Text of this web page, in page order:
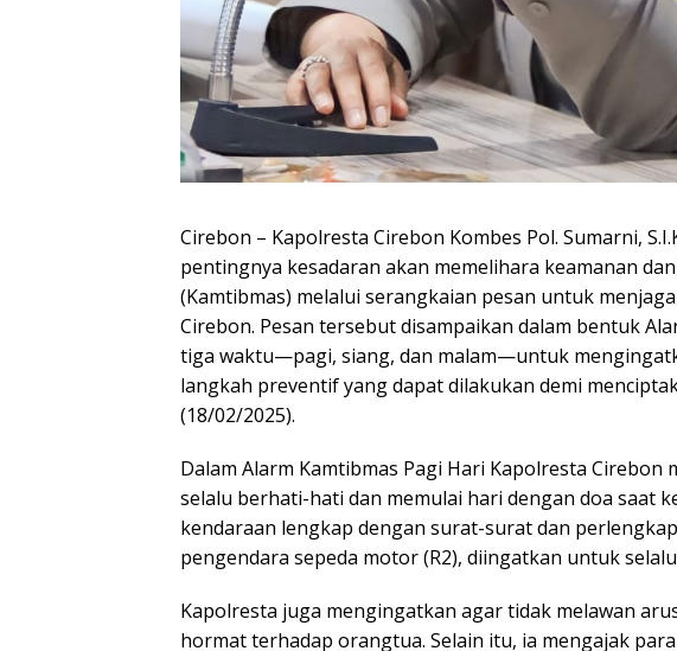
Cirebon – Kapolresta Cirebon Kombes Pol. Sumarni,
pentingnya kesadaran akan memelihara keamanan
(Kamtibmas) melalui serangkaian pesan untuk
Cirebon. Pesan tersebut disampaikan dalam bentuk
tiga waktu—pagi, siang, dan malam—untuk
langkah preventif yang dapat dilakukan demi
(18/02/2025).
Dalam Alarm Kamtibmas Pagi Hari Kapolresta
selalu berhati-hati dan memulai hari dengan doa saat
kendaraan lengkap dengan surat-surat dan
pengendara sepeda motor (R2), diingatkan untuk
Kapolresta juga mengingatkan agar tidak melawan
hormat terhadap orangtua. Selain itu, ia mengajak